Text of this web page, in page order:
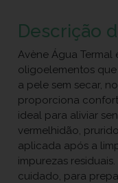
Descrição
Avène Água Termal
oligoelementos
a pele sem secar,
proporciona
ideal para aliviar
vermelhidão,
aplicada após a
impurezas
cuidado, para